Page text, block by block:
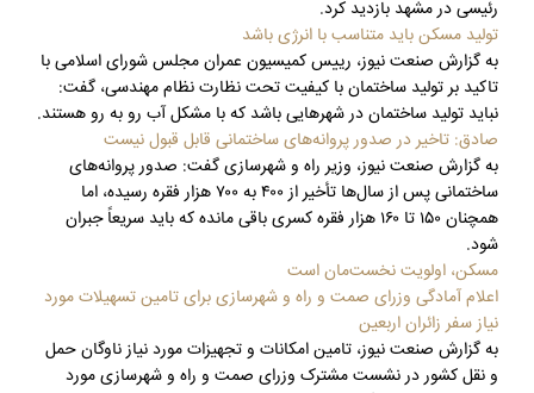
رئیسی در مشهد بازدید کرد.
تولید مسکن باید متناسب با انرژی باشد
به گزارش صنعت نیوز، رییس کمیسیون عمران مجلس شورای اسلامی با
تاکید بر تولید ساختمان با کیفیت تحت نظارت نظام مهندسی، گفت:
نباید تولید ساختمان در شهرهایی باشد که با مشکل آب رو به رو هستند.
صادق: تاخیر در صدور پروانه‌های ساختمانی قابل قبول نیست
به گزارش صنعت نیوز، وزیر راه و شهرسازی گفت: صدور پروانه‌های
ساختمانی پس از سال‌ها تأخیر از ۴۰۰ به ۷۰۰ هزار فقره رسیده، اما
همچنان ۱۵۰ تا ۱۶۰ هزار فقره کسری باقی مانده که باید سریعاً جبران
شود.
مسکن، اولویت نخست‌مان است
اعلام آمادگی وزرای صمت و راه و شهرسازی برای تامین تسهیلات مورد
نیاز سفر زائران اربعین
به گزارش صنعت نیوز، تامین امکانات و تجهیزات مورد نیاز ناوگان حمل
و نقل کشور در نشست مشترک وزرای صمت و راه و شهرسازی مورد